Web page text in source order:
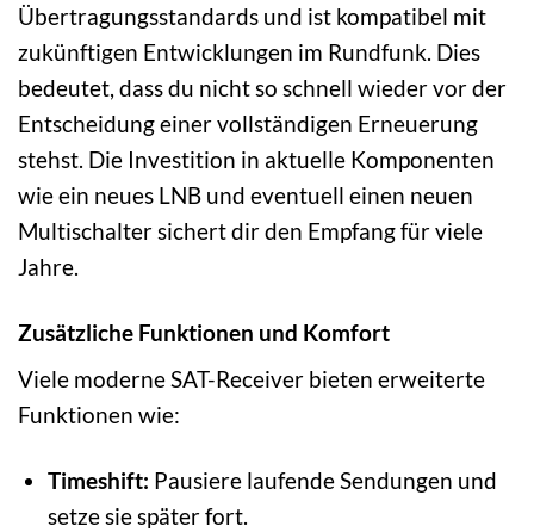
Übertragungsstandards und ist kompatibel mit
zukünftigen Entwicklungen im Rundfunk. Dies
bedeutet, dass du nicht so schnell wieder vor der
Entscheidung einer vollständigen Erneuerung
stehst. Die Investition in aktuelle Komponenten
wie ein neues LNB und eventuell einen neuen
Multischalter sichert dir den Empfang für viele
Jahre.
Zusätzliche Funktionen und Komfort
Viele moderne SAT-Receiver bieten erweiterte
Funktionen wie:
Timeshift: Pausiere laufende Sendungen und
setze sie später fort.